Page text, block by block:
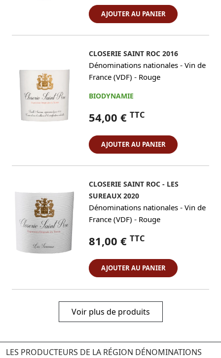
AJOUTER AU PANIER
CLOSERIE SAINT ROC 2016
Dénominations nationales - Vin de
France (VDF) - Rouge
BIODYNAMIE
54,00 € TTC
AJOUTER AU PANIER
CLOSERIE SAINT ROC - LES
SUREAUX 2020
Dénominations nationales - Vin de
France (VDF) - Rouge
81,00 € TTC
AJOUTER AU PANIER
Voir plus de produits
LES PRODUCTEURS DE LA RÉGION DÉNOMINATIONS